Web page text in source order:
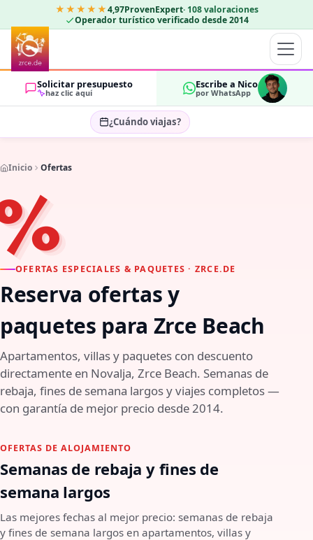
★★★★★4,97ProvenExpert· 108 valoraciones
Operador turístico verificado desde 2014
Solicitar presupuesto
haz clic aquí
Escribe a Nico
por WhatsApp
¿Cuándo viajas?
HUÉSPEDES
Inicio Ofertas
OFERTAS ESPECIALES & PAQUETES · ZRCE.DE
Reserva ofertas y
paquetes para Zrce Beach
Apartamentos, villas y paquetes con descuento
directamente en Novalja, Zrce Beach. Semanas de
rebaja, fines de semana largos y viajes completos —
con garantía de mejor precio desde 2014.
OFERTAS DE ALOJAMIENTO
Semanas de rebaja y fines de
semana largos
Las mejores fechas al mejor precio: semanas de rebaja
y fines de semana largos en apartamentos, villas y